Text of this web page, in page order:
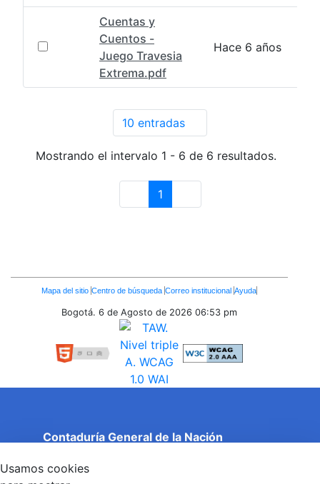
Cuentas y
Cuentos -
Juego Travesia
Extrema.pdf
Hace 6 años
10 entradasPor página
Mostrando el intervalo 1 - 6 de 6 resultados.
Página
1
Enlaces
Inferiores
Mapa del sitio Centro de búsqueda Correo institucional Ayuda
Bogotá. 6 de Agosto de 2026 06:53 pm
Contaduría General de la Nación
Entidad adscrita al Ministerio de Hacienda y Crédito
Público
Usamos cookies